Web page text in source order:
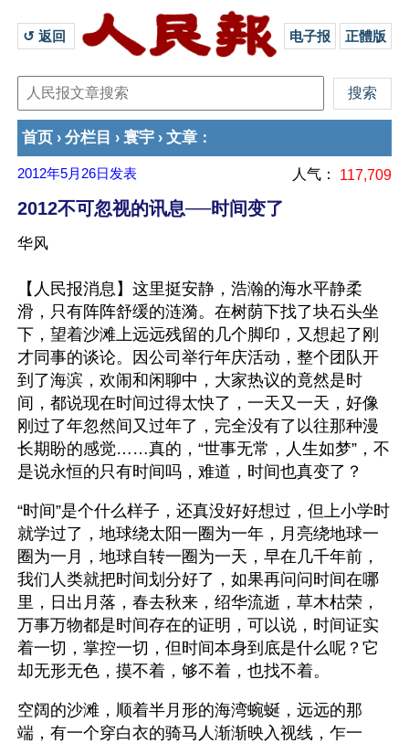
↺ 返回 电子报 正體版
首页 › 分栏目 › 寰宇 › 文章 ：
2012年5月26日 发表 人气： 117,709
2012不可忽视的讯息──时间变了
华风
【人民报消息】这里挺安静，浩瀚的海水平静柔
滑，只有阵阵舒缓的涟漪。在树荫下找了块石头坐
下，望着沙滩上远远残留的几个脚印，又想起了刚
才同事的谈论。因公司举行年庆活动，整个团队开
到了海滨，欢闹和闲聊中，大家热议的竟然是时
间，都说现在时间过得太快了，一天又一天，好像
刚过了年忽然间又过年了，完全没有了以往那种漫
长期盼的感觉……真的，“世事无常，人生如梦”，不
是说永恒的只有时间吗，难道，时间也真变了？
“时间”是个什么样子，还真没好好想过，但上小学时
就学过了，地球绕太阳一圈为一年，月亮绕地球一
圈为一月，地球自转一圈为一天，早在几千年前，
我们人类就把时间划分好了，如果再问问时间在哪
里，日出月落，春去秋来，绍华流逝，草木枯荣，
万事万物都是时间存在的证明，可以说，时间证实
着一切，掌控一切，但时间本身到底是什么呢？它
却无形无色，摸不着，够不着，也找不着。
空阔的沙滩，顺着半月形的海湾蜿蜒，远远的那
端，有一个穿白衣的骑马人渐渐映入视线，乍一